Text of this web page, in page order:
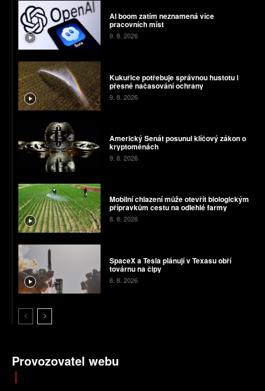
AI boom zatím neznamená více
pracovních míst
9. 8. 2026
Kukuřice potřebuje správnou hustotu i
přesné načasování ochrany
9. 8. 2026
Americký Senát posunul klíčový zákon o
kryptoměnách
9. 8. 2026
Mobilní chlazení může otevřít biologickým
přípravkům cestu na odlehlé farmy
8. 8. 2026
SpaceX a Tesla plánují v Texasu obří
továrnu na čipy
8. 8. 2026
Provozovatel webu